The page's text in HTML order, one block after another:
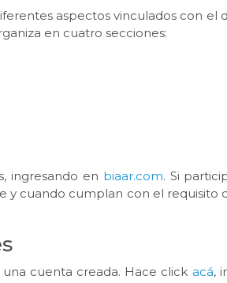
aspectos vinculados con el
en cuatro secciones:
ingresando en biaar.com. Si
y cuando cumplan con el requisito
cuenta creada. Hace click acá,